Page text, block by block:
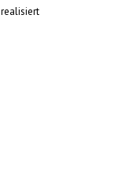
realisiert